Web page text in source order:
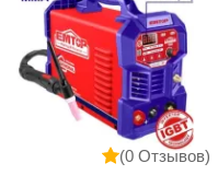
(0 Отзывов)